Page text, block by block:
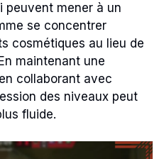
peuvent mener à un
se concentrer
cosmétiques au lieu de
maintenant une
collaborant avec
des niveaux peut
fluide.